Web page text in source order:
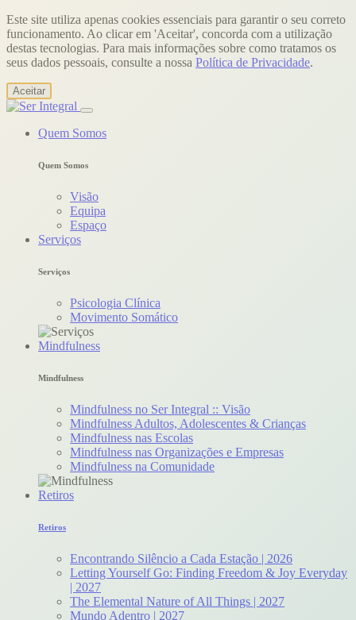
Este site utiliza apenas cookies essenciais para garantir o seu correto
funcionamento. Ao clicar em 'Aceitar', concorda com a utilização
destas tecnologias. Para mais informações sobre como tratamos os
seus dados pessoais, consulte a nossa Política de Privacidade.
Aceitar
Quem Somos
Quem Somos
Visão
Equipa
Espaço
Serviços
Serviços
Psicologia Clínica
Movimento Somático
Mindfulness
Mindfulness
Mindfulness no Ser Integral :: Visão
Mindfulness Adultos, Adolescentes & Crianças
Mindfulness nas Escolas
Mindfulness nas Organizações e Empresas
Mindfulness na Comunidade
Retiros
Retiros
Encontrando Silêncio a Cada Estação | 2026
Letting Yourself Go: Finding Freedom & Joy Everyday
| 2027
The Elemental Nature of All Things | 2027
Mundo Adentro | 2027